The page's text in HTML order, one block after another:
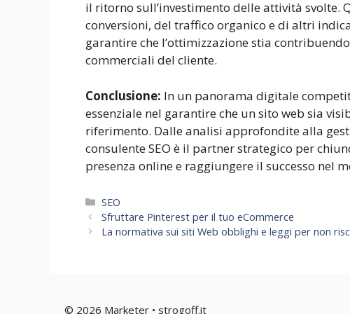
il ritorno sull’investimento delle attività
conversioni, del traffico organico e di altri
garantire che l’ottimizzazione stia
commerciali del cliente.
Conclusione: In un panorama digitale
essenziale nel garantire che un sito web sia
riferimento. Dalle analisi approfondite alla
consulente SEO è il partner strategico per
presenza online e raggiungere il successo nel
Categorie
SEO
Sfruttare Pinterest per il tuo eCommerce
La normativa sui siti Web obblighi e leggi per non
© 2026 Marketer • strogoff.it